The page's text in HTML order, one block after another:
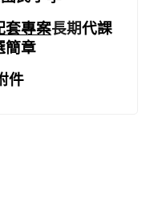
套專案長期代課
簡章
件